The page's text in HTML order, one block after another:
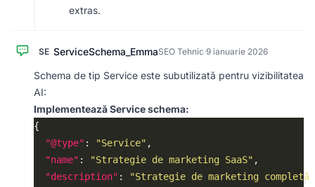
extras.
SE ServiceSchema_EmmaSEO Tehnic·9 ianuarie 2026
Schema de tip Service este subutilizată pentru vizibilitatea
AI:
Implementează Service schema:
"@type" : "Service"
"name" : "Strategie de marketing SaaS"
"description" :
"Strategie de marketing completă